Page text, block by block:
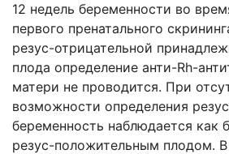
12 недель беременности во
первого пренатального
резус-отрицательной
плода определение анти-Rh-
матери не проводится. При
возможности определения
беременность наблюдается как
резус-положительным плодом.